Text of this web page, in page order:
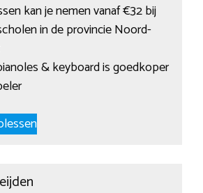
kan je nemen vanaf €32 bij
in de provincie Noord-
& keyboard is goedkoper